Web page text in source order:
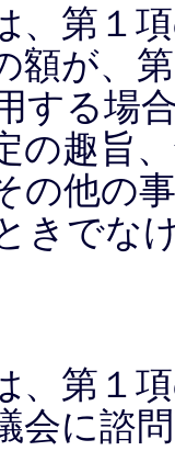
、第１
額が、
する場
の趣旨
の他の
きでな
、第１
会に諮